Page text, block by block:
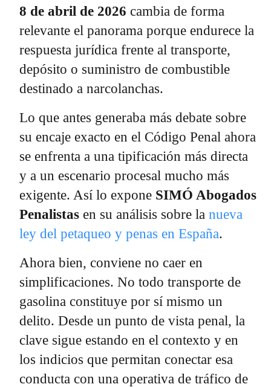
8 de abril de 2026 cambia de forma
relevante el panorama porque endurece la
respuesta jurídica frente al transporte,
depósito o suministro de combustible
destinado a narcolanchas.
Lo que antes generaba más debate sobre
su encaje exacto en el Código Penal ahora
se enfrenta a una tipificación más directa
y a un escenario procesal mucho más
exigente. Así lo expone SIMÓ Abogados
Penalistas en su análisis sobre la nueva
ley del petaqueo y penas en España.
Ahora bien, conviene no caer en
simplificaciones. No todo transporte de
gasolina constituye por sí mismo un
delito. Desde un punto de vista penal, la
clave sigue estando en el contexto y en
los indicios que permitan conectar esa
conducta con una operativa de tráfico de